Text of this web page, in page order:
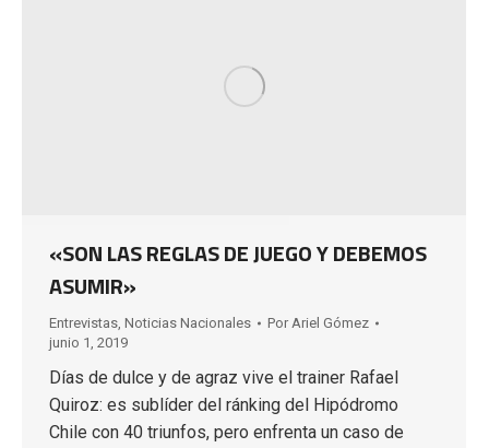
«SON LAS REGLAS DE JUEGO Y DEBEMOS
ASUMIR»
Entrevistas, Noticias Nacionales Por Ariel Gómez
junio 1, 2019
Días de dulce y de agraz vive el trainer Rafael
Quiroz: es sublíder del ránking del Hipódromo
Chile con 40 triunfos, pero enfrenta un caso de